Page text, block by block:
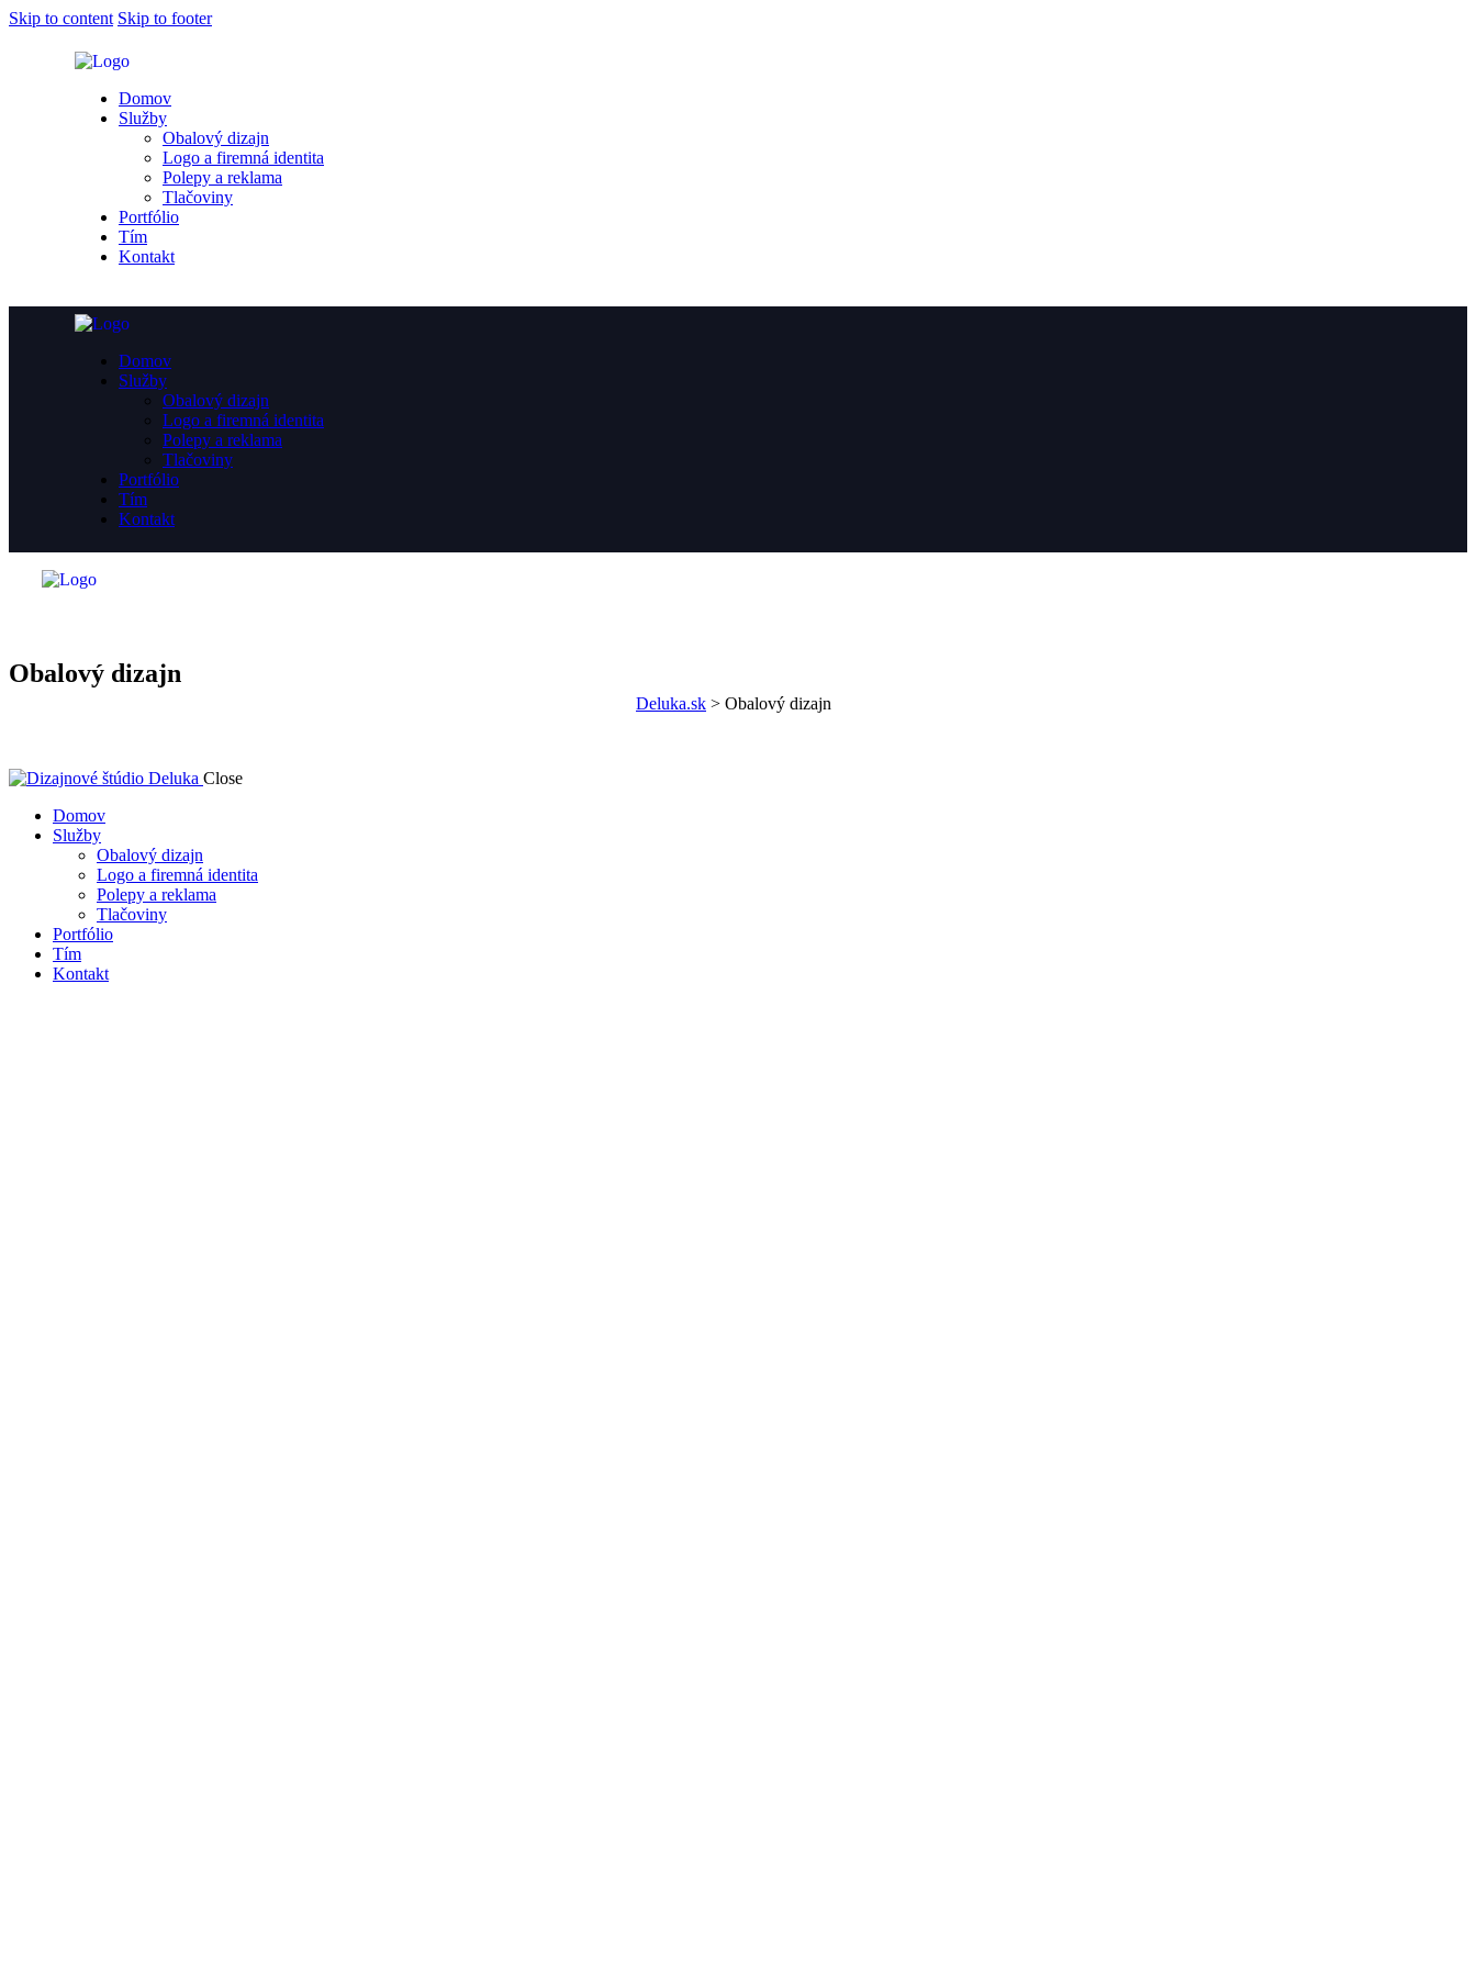
Skip to content Skip to footer
Domov
Služby
Obalový dizajn
Logo a firemná identita
Polepy a reklama
Tlačoviny
Portfólio
Tím
Kontakt
Domov
Služby
Obalový dizajn
Logo a firemná identita
Polepy a reklama
Tlačoviny
Portfólio
Tím
Kontakt
Obalový dizajn
Deluka.sk > Obalový dizajn
Close
Domov
Služby
Obalový dizajn
Logo a firemná identita
Polepy a reklama
Tlačoviny
Portfólio
Tím
Kontakt